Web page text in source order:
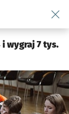
Kultura
i wygraj 7 tys.